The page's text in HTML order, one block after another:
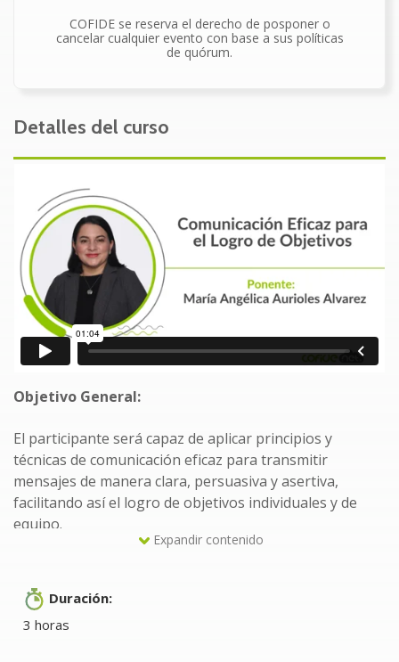
COFIDE se reserva el derecho de posponer o
cancelar cualquier evento con base a sus políticas
de quórum.
Detalles del curso
Objetivo General:
El participante será capaz de aplicar principios y
técnicas de comunicación eficaz para transmitir
mensajes de manera clara, persuasiva y asertiva,
facilitando así el logro de objetivos individuales y de
equipo.
A personas que estén liderando equipos y/o proyectos
y deseen mejorar el enfoque a resultados y la
Expandir contenido
Duración:
3 horas